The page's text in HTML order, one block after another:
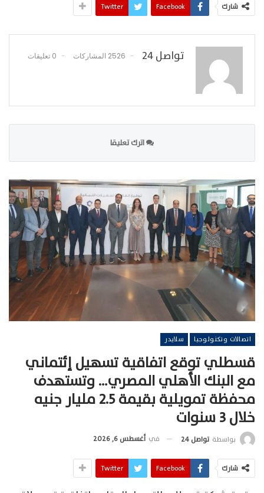
شارك Facebook
Twitter
تواصل 24 2526 المشاركات 0 تعليقات
اترك تعليقا
اتصالات وتكنولوجيا سلايدر
قسطلي توقع اتفاقية تسهيل إئتماني
مع البنك الأهلي المصري… وتستهدف
محفظة تمويلية بقيمة 2.5 مليار جنيه
خلال 3 سنوات
بواسطة تواصل 24 في أغسطس 6, 2026
شارك Facebook
Twitter